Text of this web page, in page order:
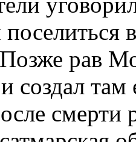
рав
создал
смерти